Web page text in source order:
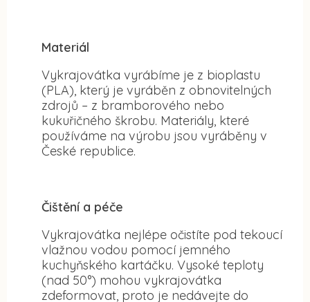
Materiál
Vykrajovátka vyrábíme je z bioplastu
(PLA), který je vyráběn z obnovitelných
zdrojů – z bramborového nebo
kukuřičného škrobu. Materiály, které
používáme na výrobu jsou vyráběny v
České republice.
Čištění a péče
Vykrajovátka nejlépe očistíte pod tekoucí
vlažnou vodou pomocí jemného
kuchyňského kartáčku. Vysoké teploty
(nad 50°) mohou vykrajovátka
zdeformovat, proto je nedávejte do